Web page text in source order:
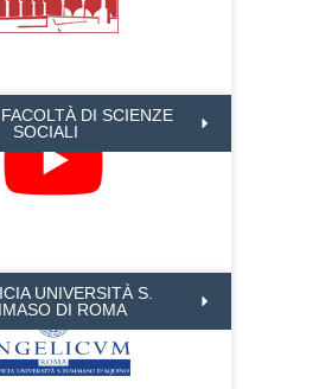
DI SCIENZE
SOCIALI
UNIVERSITÀ S.
DI ROMA